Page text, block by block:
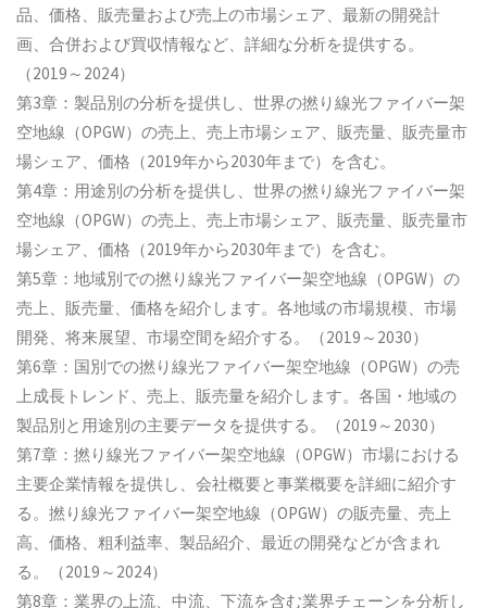
品、価格、販売量および売上の市場シェア、最新の開発計
画、合併および買収情報など、詳細な分析を提供する。
（2019～2024）
第3章：製品別の分析を提供し、世界の撚り線光ファイバー架
空地線（OPGW）の売上、売上市場シェア、販売量、販売量市
場シェア、価格（2019年から2030年まで）を含む。
第4章：用途別の分析を提供し、世界の撚り線光ファイバー架
空地線（OPGW）の売上、売上市場シェア、販売量、販売量市
場シェア、価格（2019年から2030年まで）を含む。
第5章：地域別での撚り線光ファイバー架空地線（OPGW）の
売上、販売量、価格を紹介します。各地域の市場規模、市場
開発、将来展望、市場空間を紹介する。（2019～2030）
第6章：国別での撚り線光ファイバー架空地線（OPGW）の売
上成長トレンド、売上、販売量を紹介します。各国・地域の
製品別と用途別の主要データを提供する。（2019～2030）
第7章：撚り線光ファイバー架空地線（OPGW）市場における
主要企業情報を提供し、会社概要と事業概要を詳細に紹介す
る。撚り線光ファイバー架空地線（OPGW）の販売量、売上
高、価格、粗利益率、製品紹介、最近の開発などが含まれ
る。（2019～2024）
第8章：業界の上流、中流、下流を含む業界チェーンを分析し